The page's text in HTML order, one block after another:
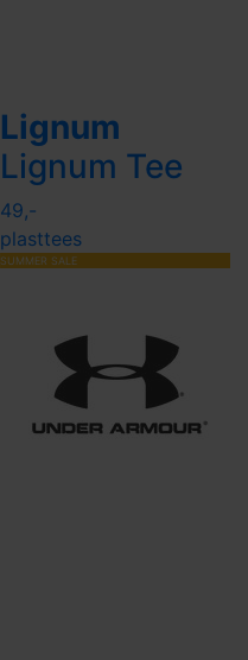
Lignum
Lignum Tee
49,-
plasttees
SUMMER SALE